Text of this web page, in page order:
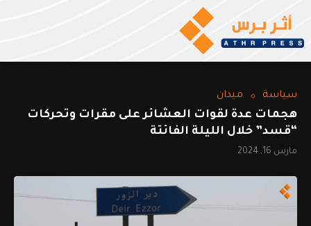
سياسة ميدان
هجمات عدة لقوات العشائر على مقرات وتحركات
“قسد” خلال الليلة الفائتة
مارس 16, 2024